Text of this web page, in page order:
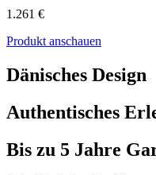
1.261 €
Produkt anschauen
Dänisches Design
Authentisches
Bis zu 5 Jahre